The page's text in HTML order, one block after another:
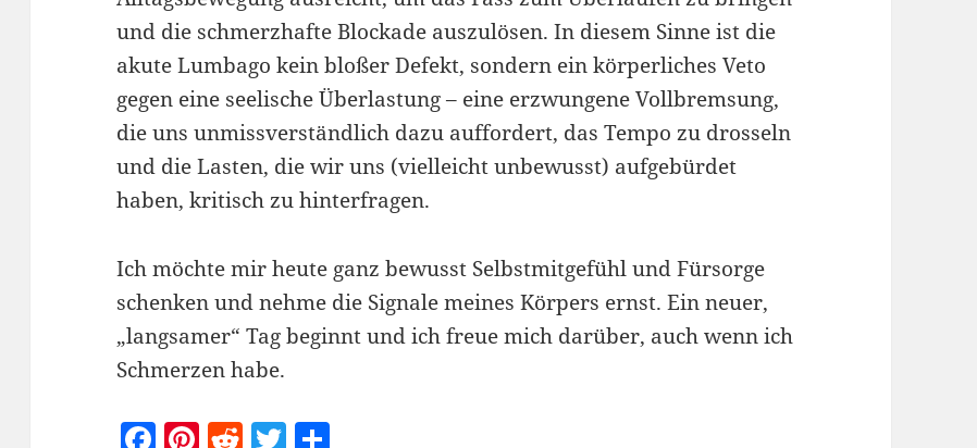
und die schmerzhafte Blockade auszulösen. In diesem Sinne ist die
akute Lumbago kein bloßer Defekt, sondern ein körperliches Veto
gegen eine seelische Überlastung – eine erzwungene Vollbremsung,
die uns unmissverständlich dazu auffordert, das Tempo zu drosseln
und die Lasten, die wir uns (vielleicht unbewusst) aufgebürdet
haben, kritisch zu hinterfragen.
Ich möchte mir heute ganz bewusst Selbstmitgefühl und Fürsorge
schenken und nehme die Signale meines Körpers ernst. Ein neuer,
„langsamer“ Tag beginnt und ich freue mich darüber, auch wenn ich
Schmerzen habe.